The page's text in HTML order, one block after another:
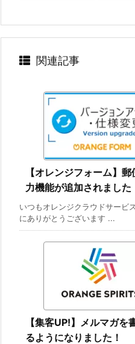
関連記事
【オレンジフォーム】
力機能が追加されました
いつもオレンジクラウドサービ
にありがとうございます ...
【集客UP!】メルマガ
るようになりました！